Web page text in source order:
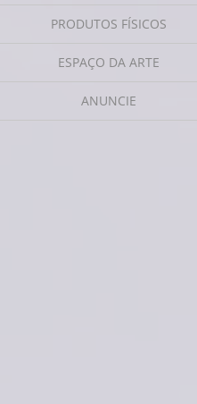
PRODUTOS FÍSICOS
ESPAÇO DA ARTE
ANUNCIE